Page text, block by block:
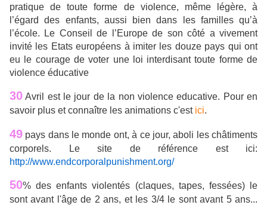
pratique de toute forme de violence, même légère, à
l’égard des enfants, aussi bien dans les familles qu’à
l’école. Le Conseil de l’Europe de son côté a vivement
invité les Etats européens à imiter les douze pays qui ont
eu le courage de voter une loi interdisant toute forme de
violence éducative
30 Avril est le jour de la non violence educative. Pour en
savoir plus et connaître les animations c'est ici.
49 pays dans le monde ont, à ce jour, aboli les châtiments
corporels. Le site de référence est ici:
http://www.endcorporalpunishment.org/
50% des enfants violentés (claques, tapes, fessées) le
sont avant l'âge de 2 ans, et les 3/4 le sont avant 5 ans...